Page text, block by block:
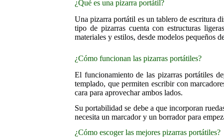
¿Qué es una pizarra portátil?
Una pizarra portátil es un tablero de escritura
tipo de pizarras cuenta con estructuras
materiales y estilos, desde modelos pequeños
¿Cómo funcionan las pizarras portátiles?
El funcionamiento de las pizarras portátiles
templado, que permiten escribir con
cara para aprovechar ambos lados.
Su portabilidad se debe a que incorporan
necesita un marcador y un borrador para
¿Cómo escoger las mejores pizarras portátiles?